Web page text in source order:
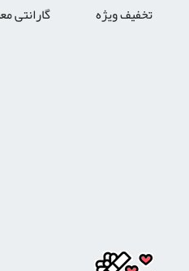
تخفیف ویژه گارانتی معتبر